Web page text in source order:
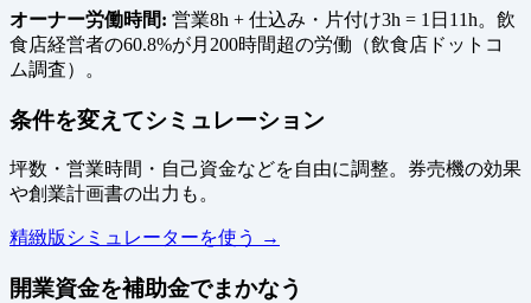
オーナー労働時間: 営業8h + 仕込み・片付け3h = 1日11h。飲
食店経営者の60.8%が月200時間超の労働（飲食店ドットコ
ム調査）。
条件を変えてシミュレーション
坪数・営業時間・自己資金などを自由に調整。券売機の効果
や創業計画書の出力も。
精緻版シミュレーターを使う →
開業資金を補助金でまかなう